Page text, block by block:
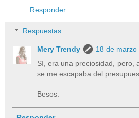
Responder
Respuestas
Mery Trendy
18 de
Sí, era una preciosidad, pero,
se me escapaba del
Besos.